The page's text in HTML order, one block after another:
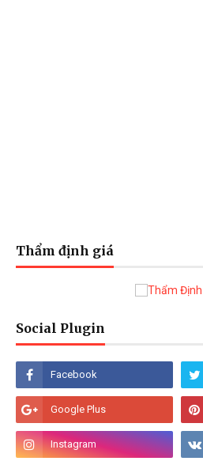
Thẩm định giá
Social Plugin